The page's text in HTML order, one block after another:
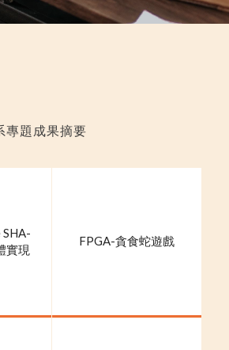
專題成果摘要
實現
FPGA-貪食蛇遊戲